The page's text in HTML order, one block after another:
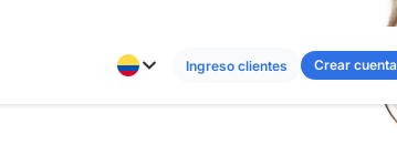
Ingreso clientes Crear cuenta